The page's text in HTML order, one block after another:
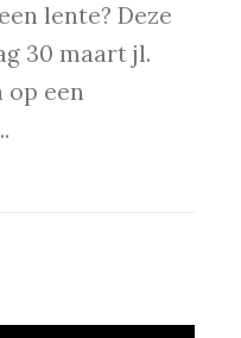
lente? Deze
30 maart jl.
op een